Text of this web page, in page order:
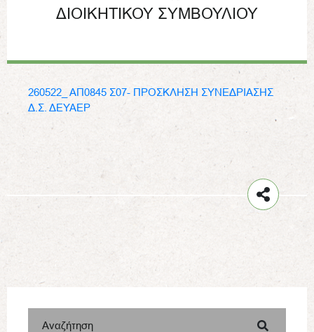
ΔΙΟΙΚΗΤΙΚΟΥ ΣΥΜΒΟΥΛΙΟΥ
260522_ ΑΠ0845 Σ07- ΠΡΟΣΚΛΗΣΗ ΣΥΝΕΔΡΙΑΣΗΣ
Δ.Σ. ΔΕΥΑΕΡ
Αναζήτηση